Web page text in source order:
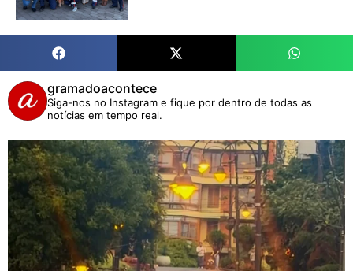
gramadoacontece
Siga-nos no Instagram e fique por dentro de todas as
notícias em tempo real.